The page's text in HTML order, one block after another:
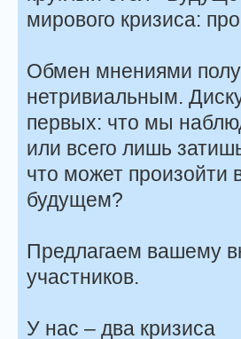
мирового кризиса:
Обмен мнениями
нетривиальным.
первых: что мы
или всего лишь
что может
будущем?
Предлагаем вашему
участников.
У нас – два кризиса